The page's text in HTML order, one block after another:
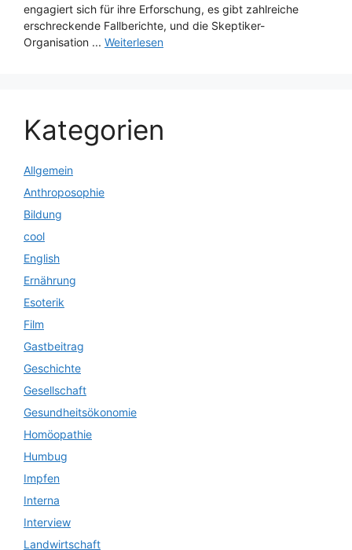
engagiert sich für ihre Erforschung, es gibt zahlreiche
erschreckende Fallberichte, und die Skeptiker-
Organisation ... Weiterlesen
Kategorien
Allgemein
Anthroposophie
Bildung
cool
English
Ernährung
Esoterik
Film
Gastbeitrag
Geschichte
Gesellschaft
Gesundheitsökonomie
Homöopathie
Humbug
Impfen
Interna
Interview
Landwirtschaft